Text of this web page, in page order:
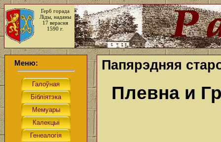
Герб горада
Ліды, наданы
17 верасня
1590 г.
Меню: Папярэдняя
Плевна и